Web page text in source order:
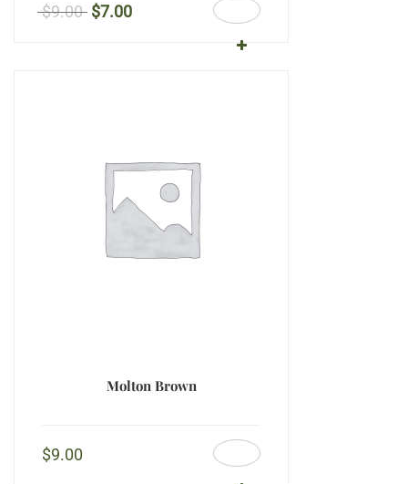
$9.00 $7.00
Molton Brown
$9.00